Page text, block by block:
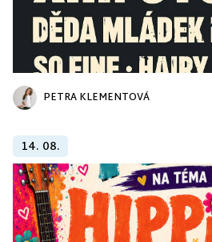
PETRA KLEMENTOVÁ
14. 08.